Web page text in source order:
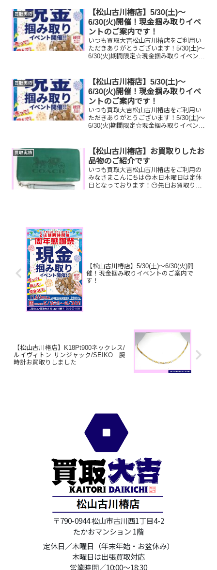
Pt900 リング マック株主優待
券 ルイヴィトン...
買取実績
【松山古川椿店】5/30(土)～
6/30(火)開催！現金掴み取りイベ
ントのご案内です！
いつも買取大吉松山古川椿店をご利用い
ただきありがとうございます！5/30(土)～
6/30(火)期間限定☆現金掴み取りイベント
類、テレカ、切手、古銭、現行銭両替は
対...
買取実績
【松山古川椿店】5/30(土)～
6/30(火)開催！現金掴み取りイベ
ントのご案内です！
いつも買取大吉松山古川椿店をご利用い
ただきありがとうございます！5/30(土)～
6/30(火)期間限定☆現金掴み取りイベント
類、テレカ、切手、古銭、現行銭両替は
対...
買取実績
【松山古川椿店】お買取りしたお
品物のご紹介です
いつも買取大吉松山古川椿店をご利用の
みなさまこんにちは😊本日木曜日は定休
日となっております！😶先日お買取りし
【松山古川椿店】5/30(土)～6/30(火)開
催！現金掴み取りイベントのご案内で
す！
【松山古川椿店】K18Pt900ネックレス/
ルイヴィトン サンジャック/SEIKO 腕
時計お買取りしました
〒790-0944 松山市古川西1丁目4-2
たかおマンション 1階
定休日／木曜日（年末年始・お盆休み）
木曜日は出張買取対応
営業時間／10:00～18:30